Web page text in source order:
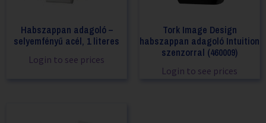
Habszappan adagoló –
selyemfényű acél, 1 literes
Login to see prices
Tork Image Design
habszappan adagoló Intuition
szenzorral (460009)
Login to see prices